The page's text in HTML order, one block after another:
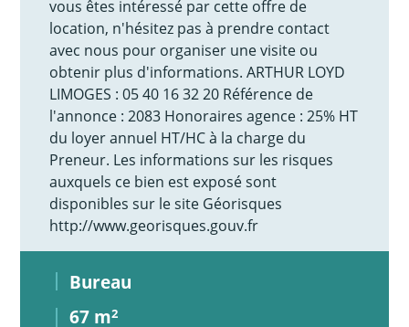
vous êtes intéressé par cette offre de
location, n'hésitez pas à prendre contact
avec nous pour organiser une visite ou
obtenir plus d'informations. ARTHUR LOYD
LIMOGES : 05 40 16 32 20 Référence de
l'annonce : 2083 Honoraires agence : 25% HT
du loyer annuel HT/HC à la charge du
Preneur. Les informations sur les risques
auxquels ce bien est exposé sont
disponibles sur le site Géorisques
http://www.georisques.gouv.fr
Bureau
67 m2